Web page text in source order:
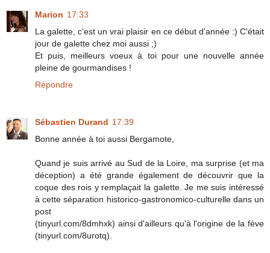
Marion 17:33
La galette, c'est un vrai plaisir en ce début d'année :) C'était
jour de galette chez moi aussi ;)
Et puis, meilleurs voeux à toi pour une nouvelle année
pleine de gourmandises !
Répondre
Sébastien Durand 17:39
Bonne année à toi aussi Bergamote,
Quand je suis arrivé au Sud de la Loire, ma surprise (et ma
déception) a été grande également de découvrir que la
coque des rois y remplaçait la galette. Je me suis intéressé
à cette séparation historico-gastronomico-culturelle dans un
post
(tinyurl.com/8dmhxk) ainsi d'ailleurs qu'à l'origine de la fève
(tinyurl.com/8urotq).